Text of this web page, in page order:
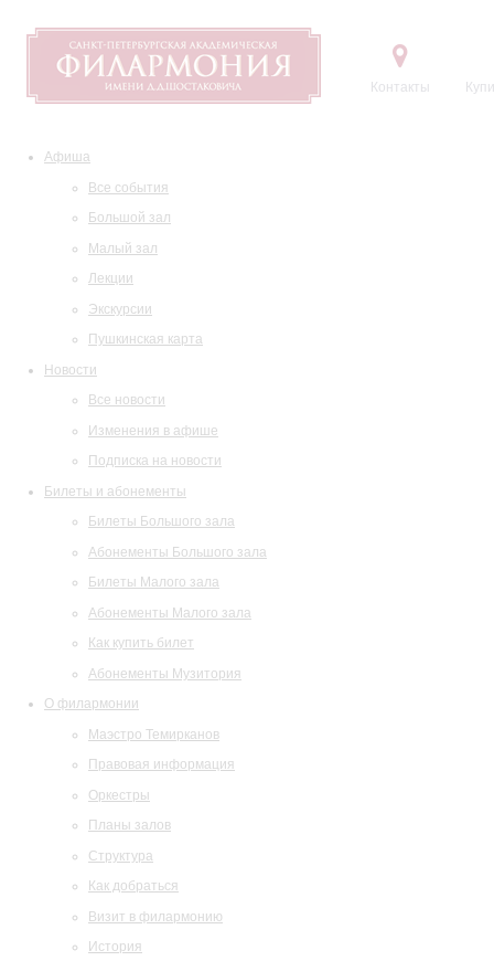
Контакты
Афиша
Все события
Большой зал
Малый зал
Лекции
Экскурсии
Пушкинская карта
Новости
Все новости
Изменения в афише
Подписка на новости
Билеты и абонементы
Билеты Большого зала
Абонементы Большого зала
Билеты Малого зала
Абонементы Малого зала
Как купить билет
Абонементы Музитория
О филармонии
Маэстро Темирканов
Правовая информация
Оркестры
Планы залов
Структура
Как добраться
Визит в филармонию
История